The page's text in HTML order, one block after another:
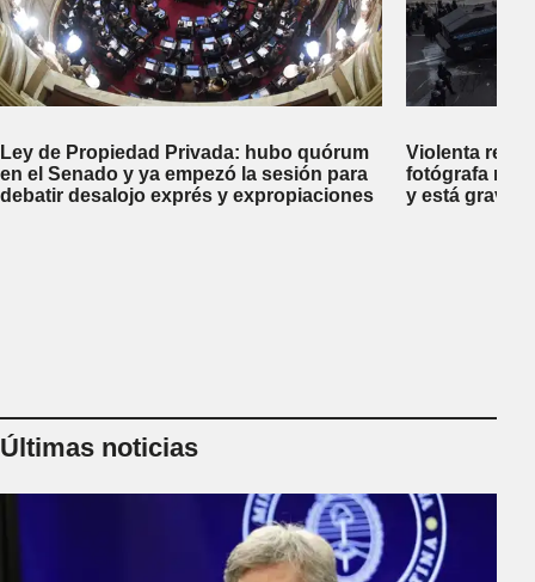
Ley de Propiedad Privada: hubo quórum
en el Senado y ya empezó la sesión para
debatir desalojo exprés y expropiaciones
Violenta
fotógrafa
y está
Últimas noticias